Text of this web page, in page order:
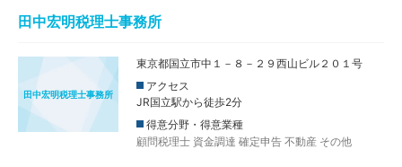
田中宏明税理士事務所
田中宏明税理士事務所
東京都国立市中１－８－２９西山ビル２０１号
アクセス
JR国立駅から徒歩2分
得意分野・得意業種
顧問税理士 資金調達 確定申告 不動産 その他